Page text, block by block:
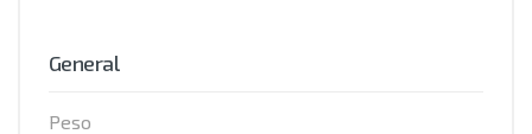
General
Peso